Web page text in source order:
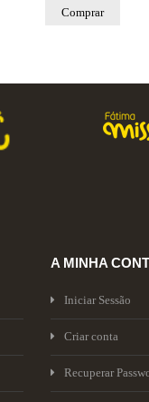
Comprar
A MINHA
Iniciar Sessão
Criar conta
Recuperar